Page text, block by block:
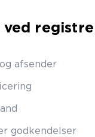
afsender
godkendelser